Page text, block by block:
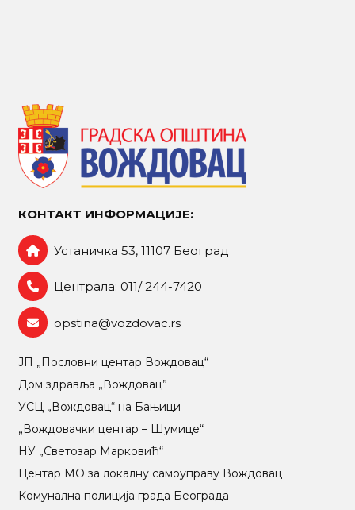
КОНТАКТ ИНФОРМАЦИЈЕ:
Устаничка 53, 11107 Београд
Централа: 011/ 244-7420
opstina@vozdovac.rs
ЈП „Пословни центар Вождовац“
Дом здравља „Вождовац”
УСЦ „Вождовац“ на Бањици
„Вождовачки центар – Шумице“
НУ „Светозар Марковић“
Центар МO за локалну самоуправу Вождовац
Комунална полиција града Београда